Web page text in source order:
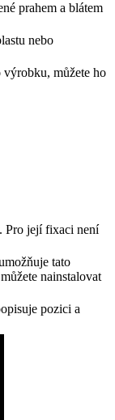
prahem a blátem
nebo
výrobku, můžete ho
Pro její fixaci není
tato
nainstalovat
pozici a